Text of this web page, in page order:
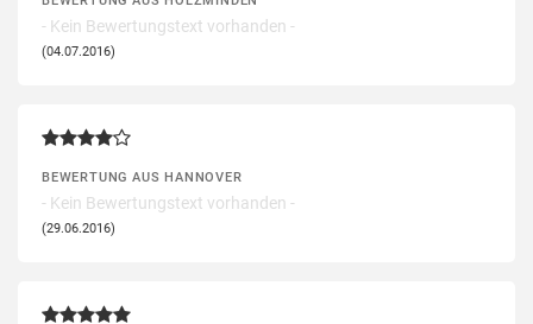
- Kein Bewertungstext vorhanden -
(04.07.2016)
BEWERTUNG AUS HANNOVER
- Kein Bewertungstext vorhanden -
(29.06.2016)